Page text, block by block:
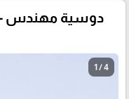
1 / 4